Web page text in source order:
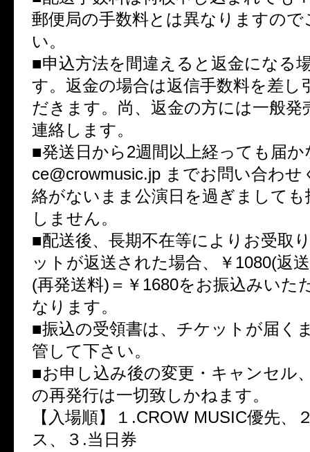
郵便局の手数料とは異なりますので
い。
■申込方法を間違えると返金になる
す。返金の場合は返信手数料を差し
だきます。尚、返金の方には一般発
連絡します。
■発送日から2週間以上経っても届か
ce@crowmusic.jp までお問い合わせ
絡がないまま公演日を過ぎまして
しません。
■配送後、長期不在等によりお受取
ットが返送された場合、￥1080(返
(再発送料)＝￥1680をお振込みいた
なります。
■振込の受領書は、チケットが届く
管して下さい。
■お申し込み後の変更・キャンセル
の再発行は一切致しかねます。
【入場順】１.CROW MUSIC優先、
ス、３.当日券